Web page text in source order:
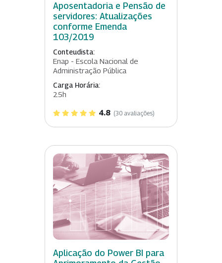
Aposentadoria e Pensão de
servidores: Atualizações
conforme Emenda
103/2019
Conteudista:
Enap - Escola Nacional de
Administração Pública
Carga Horária:
25h
4.8 (30 avaliações)
Aplicação do Power BI para